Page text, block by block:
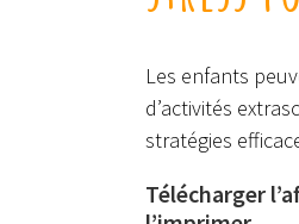
Les enfants
d’activités
stratégies
Télécharger